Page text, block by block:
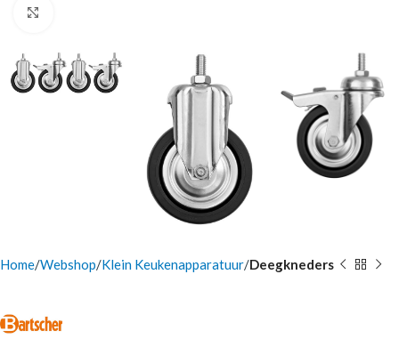
Home Webshop Klein Keukenapparatuur Deegkneders